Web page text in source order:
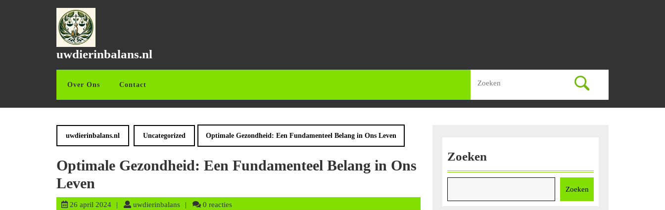
uwdierinbalans.nl
Over Ons Contact
naar:
uwdierinbalans.nl Uncategorized Optimale Gezondheid: Een Fundamenteel Belang in Ons Leven
Optimale Gezondheid: Een Fundamenteel Belang in Ons
Leven
26 april 202426
uwdierinbalansuwdierinbalans
0 reacties
Zoeken
Zoeken